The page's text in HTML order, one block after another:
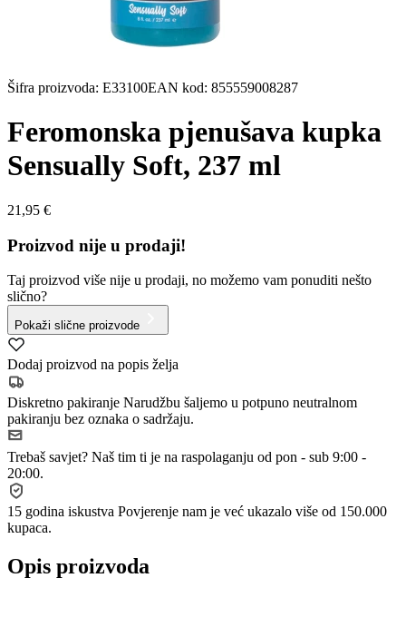
Šifra proizvoda: E33100EAN kod: 855559008287
Feromonska pjenušava kupka
Sensually Soft, 237 ml
21,95 €
Proizvod nije u prodaji!
Taj proizvod više nije u prodaji, no možemo vam ponuditi nešto
slično?
Pokaži slične proizvode
Dodaj proizvod na popis želja
Diskretno pakiranje Narudžbu šaljemo u potpuno neutralnom
pakiranju bez oznaka o sadržaju.
Trebaš savjet? Naš tim ti je na raspolaganju od pon - sub 9:00 -
20:00.
15 godina iskustva Povjerenje nam je već ukazalo više od 150.000
kupaca.
Opis proizvoda